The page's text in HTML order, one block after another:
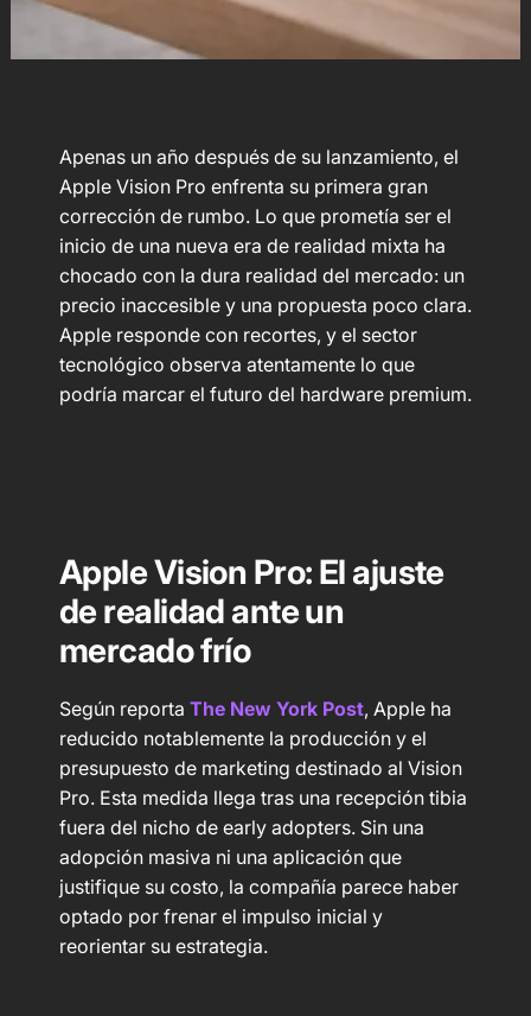
Apenas un año después de su lanzamiento, el
Apple Vision Pro enfrenta su primera gran
corrección de rumbo. Lo que prometía ser el
inicio de una nueva era de realidad mixta ha
chocado con la dura realidad del mercado: un
precio inaccesible y una propuesta poco clara.
Apple responde con recortes, y el sector
tecnológico observa atentamente lo que
podría marcar el futuro del hardware premium.
Apple Vision Pro: El ajuste
de realidad ante un
mercado frío
Según reporta The New York Post, Apple ha
reducido notablemente la producción y el
presupuesto de marketing destinado al Vision
Pro. Esta medida llega tras una recepción tibia
fuera del nicho de early adopters. Sin una
adopción masiva ni una aplicación que
justifique su costo, la compañía parece haber
optado por frenar el impulso inicial y
reorientar su estrategia.